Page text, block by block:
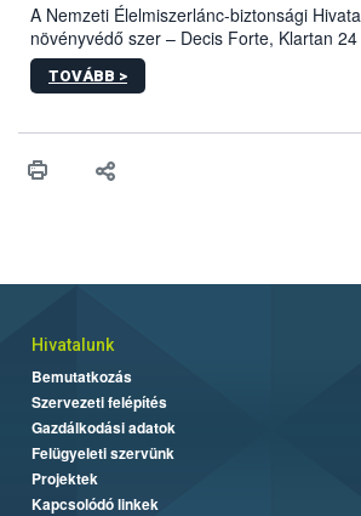
A Nemzeti Élelmiszerlánc-biztonsági
növényvédő szer – Decis Forte, Klartan
engedélyokiratát módosította, így azok a
egészen a vesszőérettség (BBCH 91)
érésű szőlőkben is legyen lehetőség a
felhasználók számára is elérhető és
TOVÁBB >
Hivatalunk
Bemutatkozás
Szervezeti felépítés
Gazdálkodási adatok
Felügyeleti szervünk
Projektek
Kapcsolódó linkek